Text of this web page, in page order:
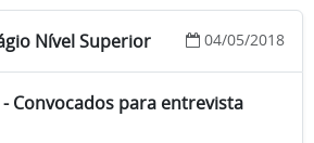
Nível Superior 04/05/2018
Convocados para entrevista